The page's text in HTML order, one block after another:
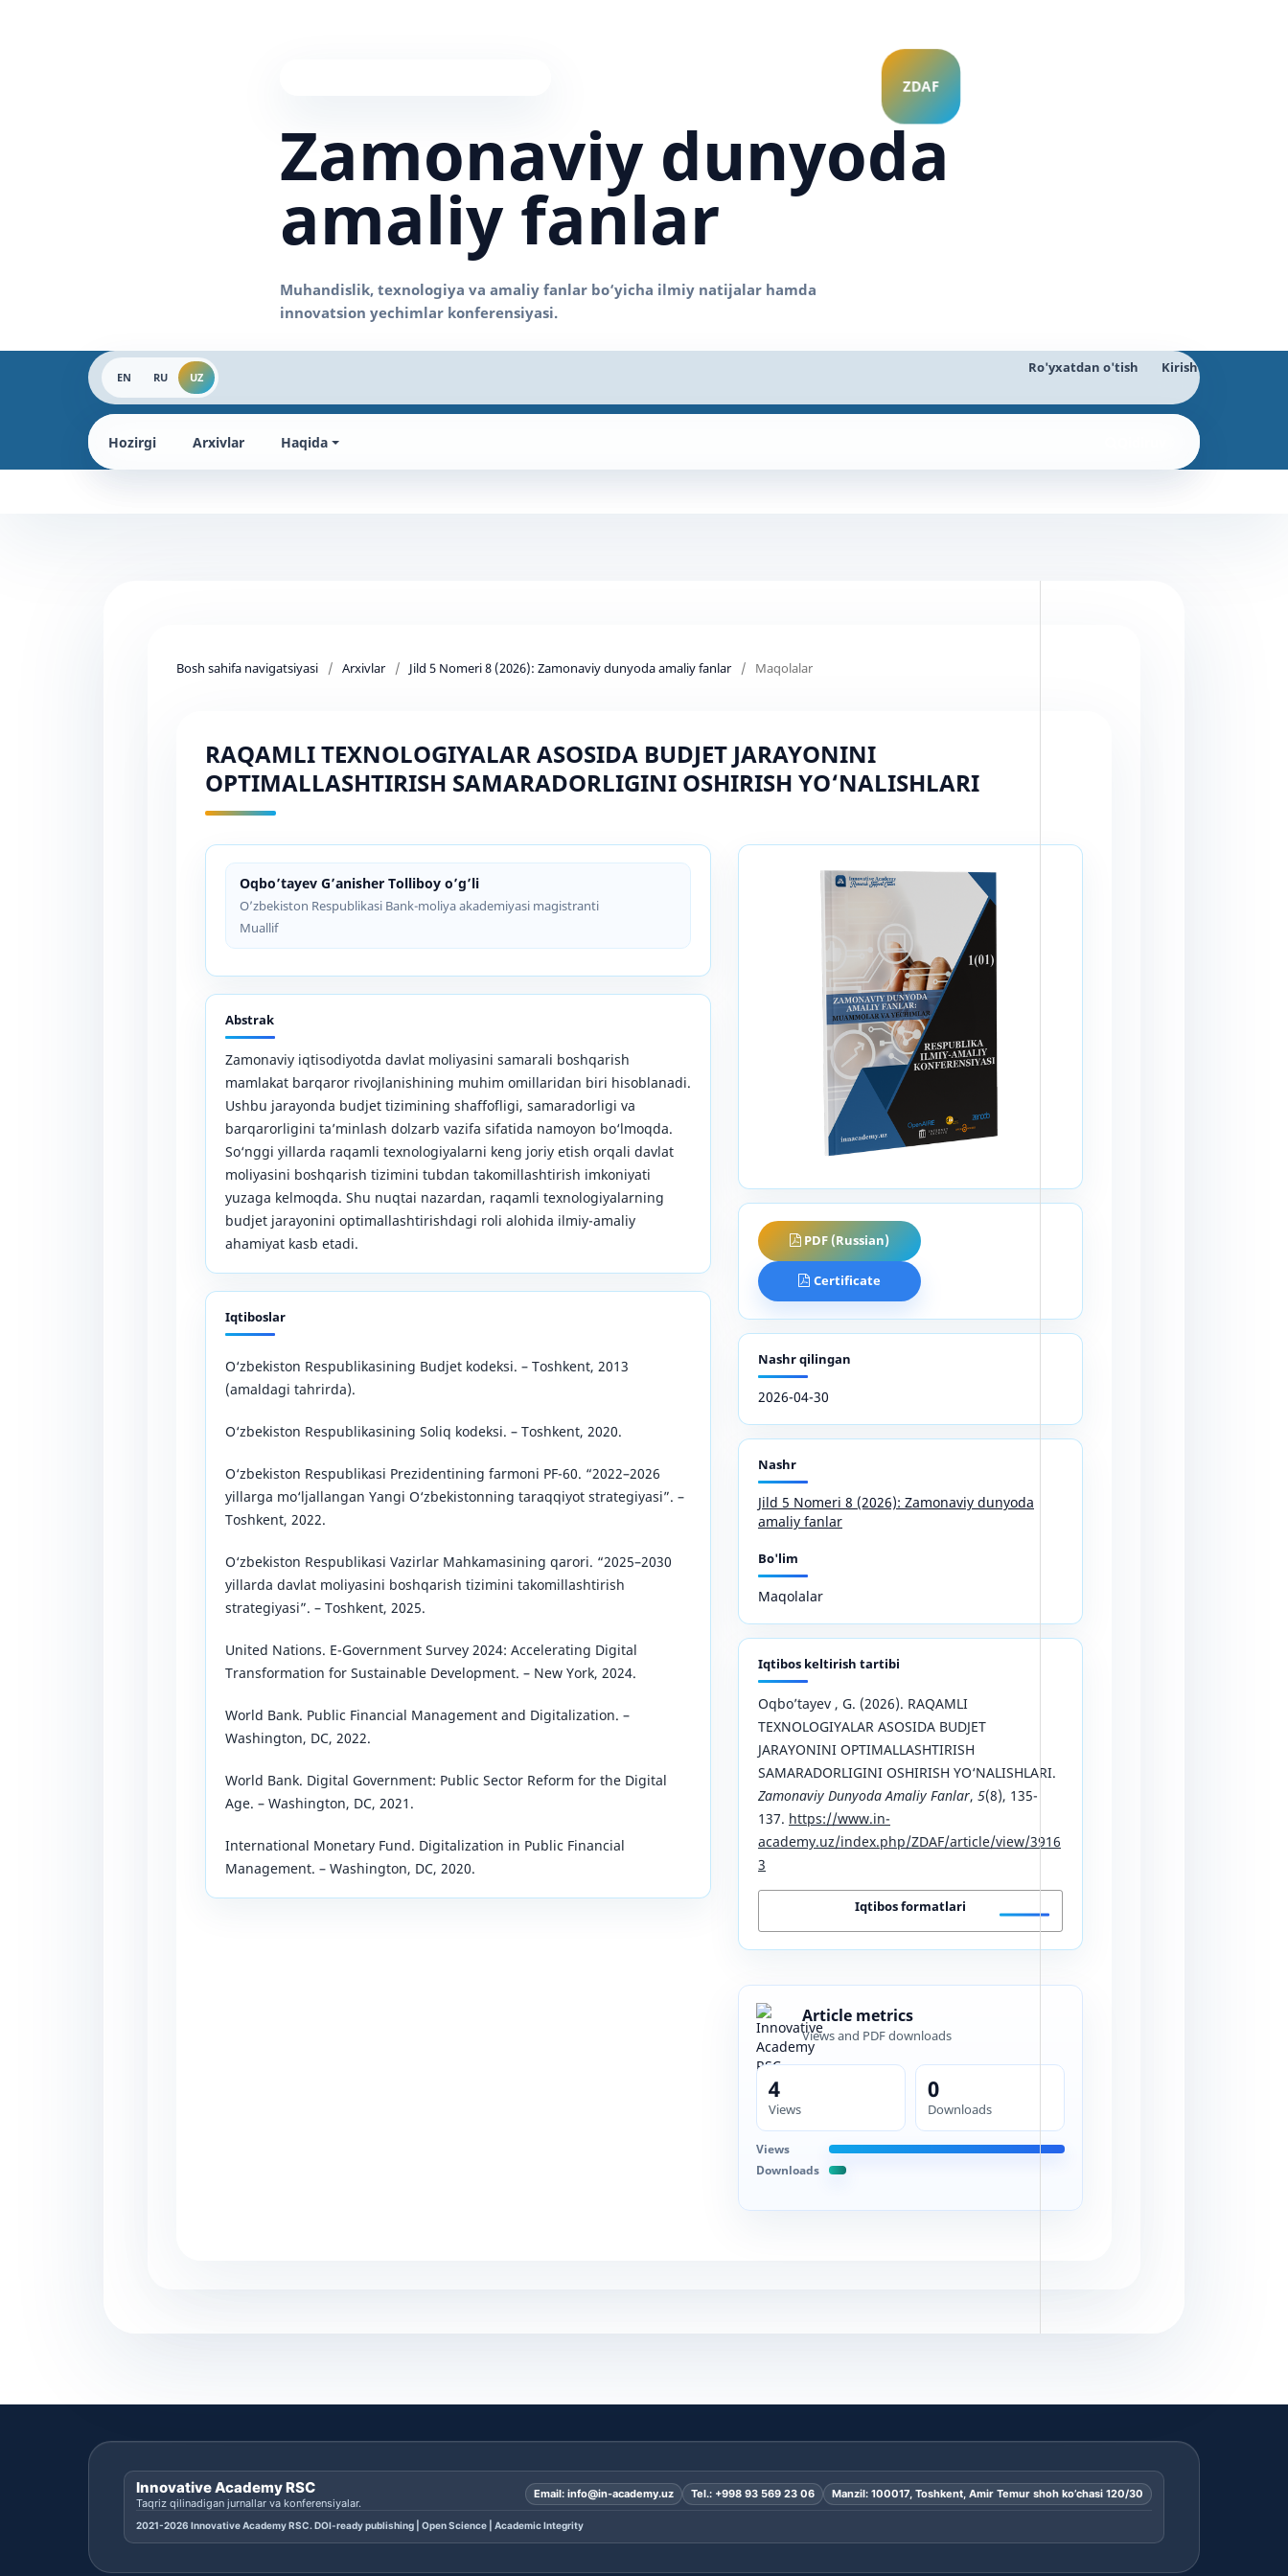
Zamonaviy dunyoda
amaliy fanlar
EN RU UZ
Ro'yxatdan o'tish Kirish
Hozirgi Arxivlar Haqida
Bosh sahifa navigatsiyasi / Arxivlar / Jild 5 Nomeri 8 (2026): Zamonaviy dunyoda amaliy fanlar / Maqolalar
RAQAMLI TEXNOLOGIYALAR ASOSIDA BUDJET JARAYONINI
OPTIMALLASHTIRISH SAMARADORLIGINI OSHIRISH YO‘NALISHLARI
Oqbo’tayev G’anisher Tolliboy o’g’li
O’zbekiston Respublikasi Bank-moliya akademiyasi magistranti
Muallif
Abstrak
Zamonaviy iqtisodiyotda davlat moliyasini samarali boshqarish
mamlakat barqaror rivojlanishining muhim omillaridan biri hisoblanadi.
Ushbu jarayonda budjet tizimining shaffofligi, samaradorligi va
barqarorligini ta’minlash dolzarb vazifa sifatida namoyon bo‘lmoqda.
So‘nggi yillarda raqamli texnologiyalarni keng joriy etish orqali davlat
moliyasini boshqarish tizimini tubdan takomillashtirish imkoniyati
yuzaga kelmoqda. Shu nuqtai nazardan, raqamli texnologiyalarning
budjet jarayonini optimallashtirishdagi roli alohida ilmiy-amaliy
ahamiyat kasb etadi.
Iqtiboslar
O‘zbekiston Respublikasining Budjet kodeksi. – Toshkent, 2013
(amaldagi tahrirda).
O‘zbekiston Respublikasining Soliq kodeksi. – Toshkent, 2020.
O‘zbekiston Respublikasi Prezidentining farmoni PF-60. “2022–2026
yillarga mo‘ljallangan Yangi O‘zbekistonning taraqqiyot strategiyasi”. –
Toshkent, 2022.
O‘zbekiston Respublikasi Vazirlar Mahkamasining qarori. “2025–2030
yillarda davlat moliyasini boshqarish tizimini takomillashtirish
strategiyasi”. – Toshkent, 2025.
United Nations. E-Government Survey 2024: Accelerating Digital
Transformation for Sustainable Development. – New York, 2024.
World Bank. Public Financial Management and Digitalization. –
Washington, DC, 2022.
World Bank. Digital Government: Public Sector Reform for the Digital
Age. – Washington, DC, 2021.
International Monetary Fund. Digitalization in Public Financial
Management. – Washington, DC, 2020.
PDF (Russian)
Certificate
Nashr qilingan
2026-04-30
Nashr
Jild 5 Nomeri 8 (2026): Zamonaviy dunyoda
amaliy fanlar
Bo'lim
Maqolalar
Iqtibos keltirish tartibi
Oqbo’tayev , G. (2026). RAQAMLI
TEXNOLOGIYALAR ASOSIDA BUDJET
JARAYONINI OPTIMALLASHTIRISH
SAMARADORLIGINI OSHIRISH YO‘NALISHLARI.
Zamonaviy Dunyoda Amaliy Fanlar, 5(8), 135-
137. https://www.in-
academy.uz/index.php/ZDAF/article/view/3916
3
Iqtibos formatlari
Article metrics
Views and PDF downloads
4
Views
0
Downloads
Views
Downloads
Innovative Academy RSC
Taqriz qilinadigan jurnallar va konferensiyalar.
Email: info@in-academy.uz Tel.: +998 93 569 23 06 Manzil: 100017, Toshkent, Amir Temur shoh ko’chasi 120/30
2021-2026 Innovative Academy RSC. DOI-ready publishing | Open Science | Academic Integrity